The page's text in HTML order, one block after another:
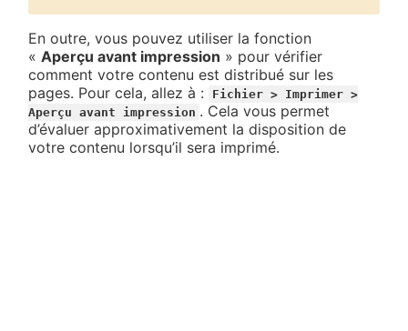
En outre, vous pouvez utiliser la fonction
«Aperçu avant impression » pour vérifier
comment votre contenu est distribué sur les
pages. Pour cela, allez à :
Fichier > Imprimer >
Aperçu avant impression . Cela vous permet
d’évaluer approximativement la disposition de
votre contenu lorsqu’il sera imprimé.